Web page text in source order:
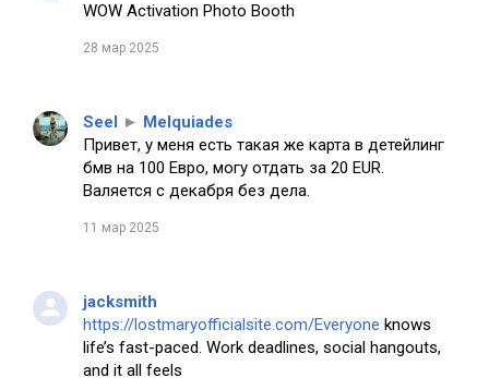
WOW Activation Photo Booth
28 мар 2025
Seel ► Melquiades
Привет, у меня есть такая же карта в детейлинг
бмв на 100 Евро, могу отдать за 20 EUR.
Валяется с декабря без дела.
11 мар 2025
jacksmith
https://lostmaryofficialsite.com/Everyone knows
life’s fast-paced. Work deadlines, social hangouts,
and it all feels